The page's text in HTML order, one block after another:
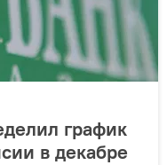
график
в декабре